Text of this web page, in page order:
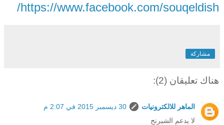
https://www.facebook.com/souqeldish/
مشاركة
هناك تعليقان (2):
الماهر للالكترونيات
30 ديسمبر 2015 في 2:07 م
لا يدعم الشيرنج